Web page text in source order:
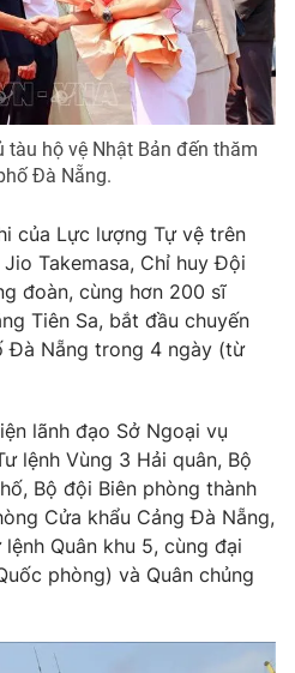
lai
Podcast
Infographic
Shorts video
tàu hộ vệ Nhật Bản đến thăm
Đà Nẵng.
của Lực lượng Tự vệ trên
Takemasa, Chỉ huy Đội
đoàn, cùng hơn 200 sĩ
Tiên Sa, bắt đầu chuyến
Đà Nẵng trong 4 ngày (từ
lãnh đạo Sở Ngoại vụ
lệnh Vùng 3 Hải quân, Bộ
Bộ đội Biên phòng thành
Cửa khẩu Cảng Đà Nẵng,
Quân khu 5, cùng đại
phòng) và Quân chủng